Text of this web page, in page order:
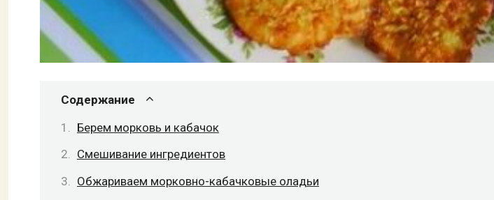
Содержание
Берем морковь и кабачок
Смешивание ингредиентов
Обжариваем морковно-кабачковые оладьи